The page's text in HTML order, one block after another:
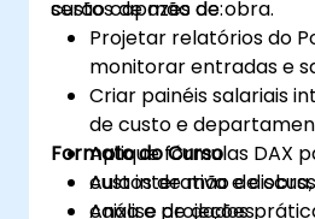
custos de mão de obra.
serão capazes de:
Projetar relatórios do
monitorar entradas e
Criar painéis salariais
de custo e
Aplique fórmulas DAX
custos de mão de
caixa e projeções.
Formato do Curso
Aula interativa e
Análise de dados